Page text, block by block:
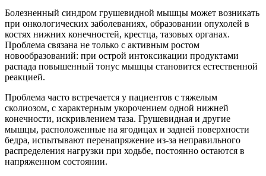
Болезненный синдром грушевидной мышцы может возникать
при онкологических заболеваниях, образовании опухолей в
костях нижних конечностей, крестца, тазовых органах.
Проблема связана не только с активным ростом
новообразований: при острой интоксикации продуктами
распада повышенный тонус мышцы становится естественной
реакцией.
Проблема часто встречается у пациентов с тяжелым
сколиозом, с характерным укорочением одной нижней
конечности, искривлением таза. Грушевидная и другие
мышцы, расположенные на ягодицах и задней поверхности
бедра, испытывают перенапряжение из-за неправильного
распределения нагрузки при ходьбе, постоянно остаются в
напряженном состоянии.